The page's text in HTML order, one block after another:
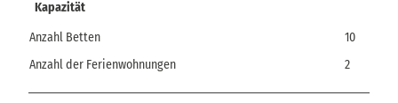
Kapazität
Anzahl Betten
10
Anzahl der Ferienwohnungen
2